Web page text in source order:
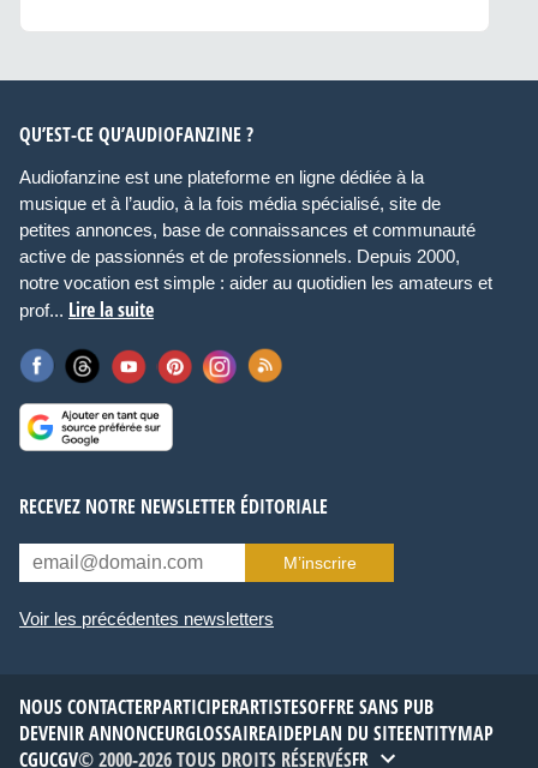
QU’EST-CE QU’AUDIOFANZINE ?
Audiofanzine est une plateforme en ligne dédiée à la
musique et à l’audio, à la fois média spécialisé, site de
petites annonces, base de connaissances et communauté
active de passionnés et de professionnels. Depuis 2000,
notre vocation est simple : aider au quotidien les amateurs et
prof... Lire la suite
RECEVEZ NOTRE NEWSLETTER ÉDITORIALE
M’inscrire
Voir les précédentes newsletters
NOUS CONTACTERPARTICIPERARTISTESOFFRE SANS PUB
DEVENIR ANNONCEURGLOSSAIREAIDEPLAN DU SITEENTITYMAP
CGUCGV© 2000-2026 TOUS DROITS RÉSERVÉSFR